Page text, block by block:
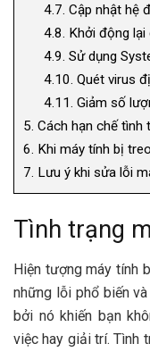
4.7. Cập nhật hệ
4.8. Khởi động
4.9. Sử dụng
4.10. Quét virus
4.11. Giảm số
5. Cách hạn chế tình
6. Khi máy tính bị
7. Lưu ý khi sửa lỗi
Tình trạng
Hiện tượng máy tính
những lỗi phổ biến
bởi nó khiến bạn
việc hay giải trí. Tình